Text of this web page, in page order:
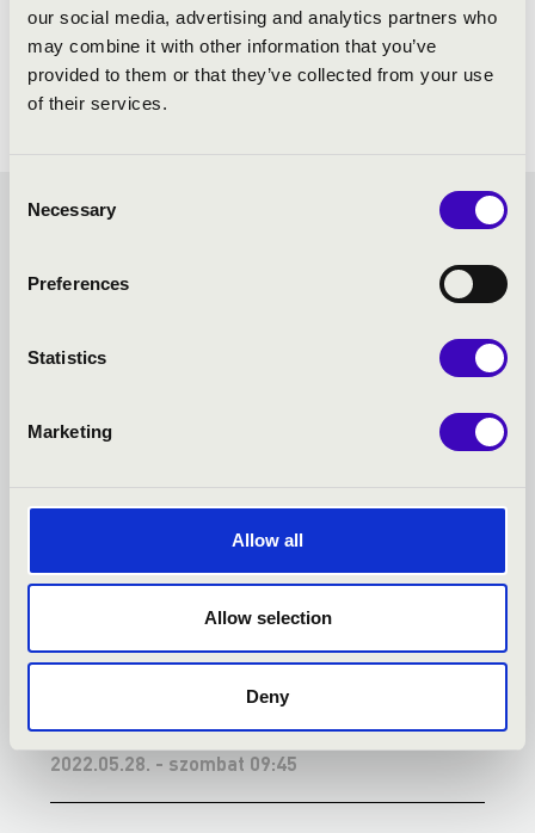
our social media, advertising and analytics partners who
may combine it with other information that you’ve
provided to them or that they’ve collected from your use
of their services.
Selection
Necessary
Preferences
Statistics
Marketing
Allow all
Allow selection
Deny
MESÉLŐ MUZSIKA -
BUDAPEST - TOVÁBBI
KONCERTEK
2022.05.28. - szombat 09:45